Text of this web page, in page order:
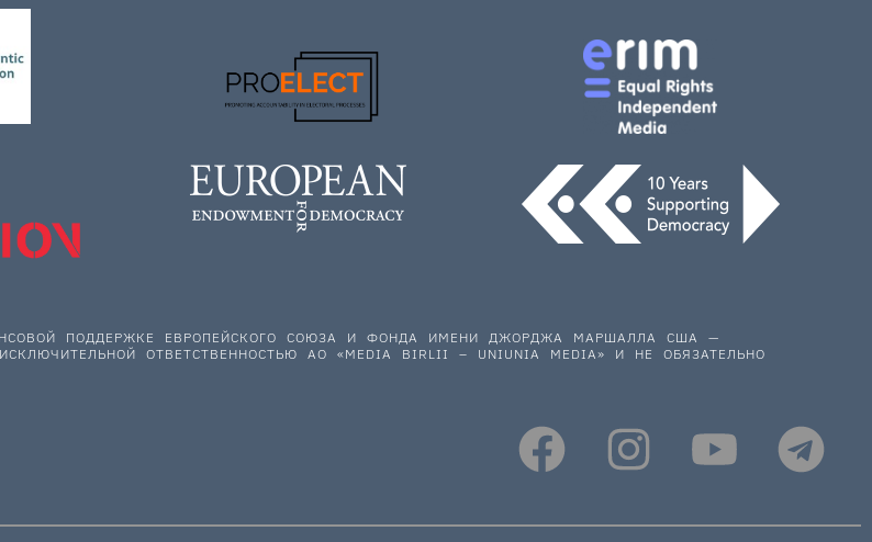
ПОДДЕРЖКЕ ЕВРОПЕЙСКОГО СОЮЗА И ФОНДА ИМЕНИ ДЖОРДЖА МАРШАЛЛА США —
ОТВЕТСТВЕННОСТЬЮ АО «MEDIA BIRLII – UNIUNIA MEDIA» И НЕ ОБЯЗАТЕЛЬНО